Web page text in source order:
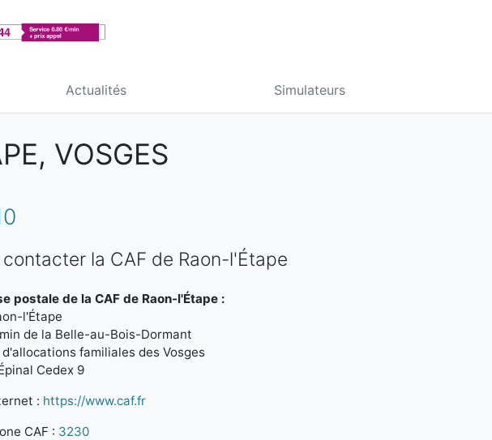
Actualités Simulateurs
VOSGES
contacter la CAF de Raon-l'Étape
postale de la CAF de Raon-l'Étape :
l'Étape
de la Belle-au-Bois-Dormant
d'allocations familiales des Vosges
Cedex 9
: https://www.caf.fr
CAF : 3230